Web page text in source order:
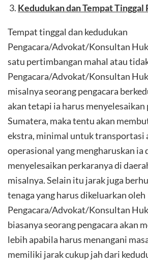
Kedudukan dan Tempat Tinggal
Tempat tinggal dan kedudukan
Pengacara/Advokat/Konsultan
satu pertimbangan mahal atau
Pengacara/Advokat/Konsultan
misalnya seorang pengacara
akan tetapi ia harus menyelesaikan
Sumatera, maka tentu akan
ekstra, minimal untuk transportasi
operasional yang mengharuskan ia
menyelesaikan perkaranya di
misalnya. Selain itu jarak juga
tenaga yang harus dikeluarkan oleh
Pengacara/Advokat/Konsultan
biasanya seorang pengacara akan
lebih apabila harus menangani
memiliki jarak cukup jah dari